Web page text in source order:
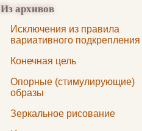
Из архивов
Исключения из правила
вариативного подкрепления
Конечная цель
Опорные (стимулирующие)
образы
Зеркальное рисование